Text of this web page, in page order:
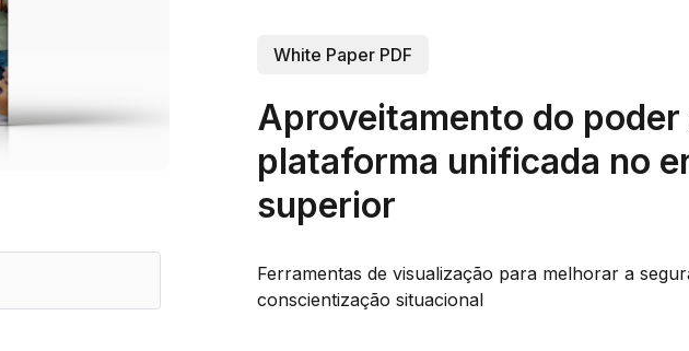
White Paper PDF
Aproveitamento do poder
plataforma unificada no
superior
Ferramentas de visualização para melhorar a
conscientização situacional